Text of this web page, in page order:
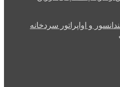
و اواپراتور سردخانه